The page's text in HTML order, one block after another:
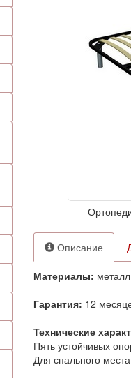
Описание
Материалы:
Гарантия: 12
Технические
Пять устойчивых
Для спального